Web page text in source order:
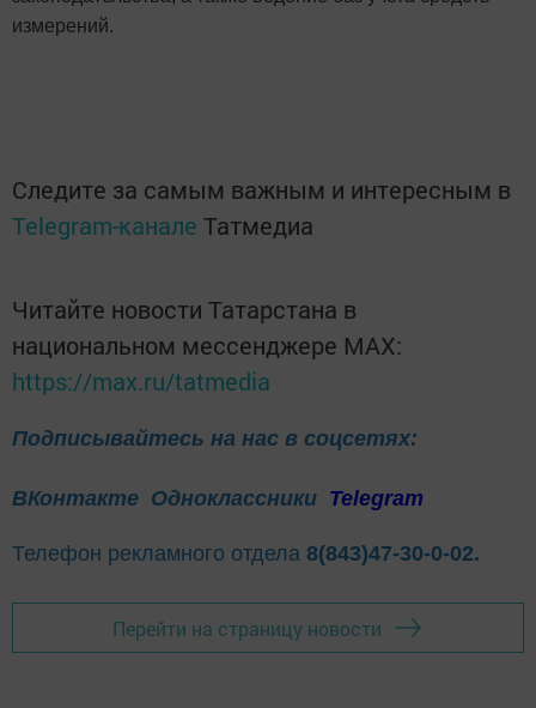
измерений.
Следите за самым важным и интересным в
Telegram-канале Татмедиа
Читайте новости Татарстана в
национальном мессенджере MАХ:
https://max.ru/tatmedia
Подписывайтесь на нас в соцсетях:
ВКонтакте Одноклассники Telegram
Телефон рекламного отдела 8(843)47-30-0-02.
Перейти на страницу новости